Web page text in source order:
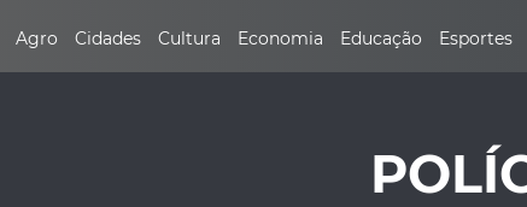
Agro Cidades Cultura Economia Educação Esportes